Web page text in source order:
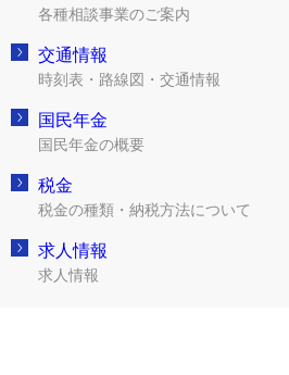
各種相談事業のご案内
交通情報
時刻表・路線図・交通情報
国民年金
国民年金の概要
税金
税金の種類・納税方法について
求人情報
求人情報